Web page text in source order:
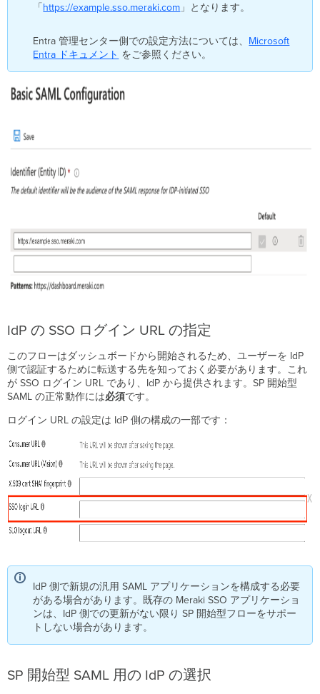
「https://example.sso.meraki.com 」となります。
Entra 管理センター側での設定方法については、 Microsoft
Entra ドキュメント をご参照ください。
IdP の SSO ログイン URL の指定
このフローはダッシュボードから開始されるため、ユーザーを IdP
側で認証するために転送する先を知っておく必要があります。これ
が SSO ログイン URL であり、IdP から提供されます。SP 開始型
SAML の正常動作には必須です。
ログイン URL の設定は IdP 側の構成の一部です：
IdP 側で新規の汎用 SAML アプリケーションを構成する必要
がある場合があります。既存の Meraki SSO アプリケーショ
ンは、IdP 側での更新がない限り SP 開始型フローをサポー
トしない場合があります。
SP 開始型 SAML 用の IdP の選択